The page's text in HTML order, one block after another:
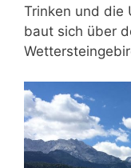
Trinken und die
baut sich über